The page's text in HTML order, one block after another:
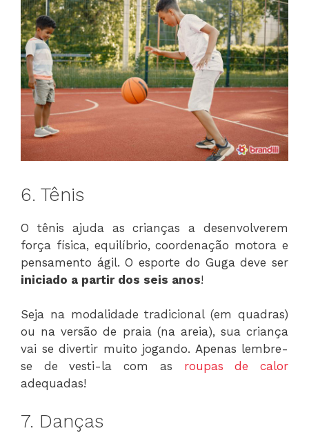
6. Tênis
O tênis ajuda as crianças a desenvolverem
força física, equilíbrio, coordenação motora e
pensamento ágil. O esporte do Guga deve ser
iniciado a partir dos seis anos!
Seja na modalidade tradicional (em quadras)
ou na versão de praia (na areia), sua criança
vai se divertir muito jogando. Apenas lembre-
se de vesti-la com as roupas de calor
adequadas!
7. Danças